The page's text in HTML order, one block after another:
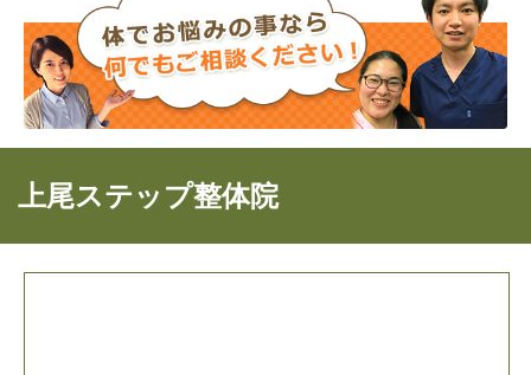
上尾ステップ整体院